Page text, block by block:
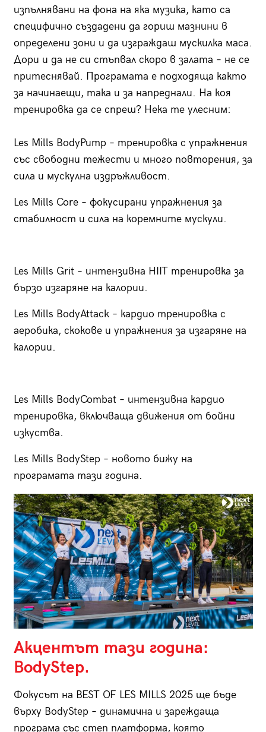
изпълнявани на фона на яка музика, като са
специфично създадени да гориш мазнини в
определени зони и да изграждаш мускилка маса.
Дори и да не си стъпвал скоро в залата – не се
притеснявай. Програмата е подходяща както
за начинаещи, така и за напреднали. На коя
тренировка да се спреш? Нека те улесним:
Les Mills BodyPump – тренировка с упражнения
със свободни тежести и много повторения, за
сила и мускулна издръжливост.
Les Mills Core – фокусирани упражнения за
стабилност и сила на коремните мускули.
Les Mills Grit – интензивна HIIT тренировка за
бързо изгаряне на калории.
Les Mills BodyAttack – кардио тренировка с
аеробика, скокове и упражнения за изгаряне на
калории.
Les Mills BodyCombat – интензивна кардио
тренировка, включваща движения от бойни
изкуства.
Les Mills BodyStep – новото бижу на
програмата тази година.
Акцентът тази година:
BodyStep.
Фокусът на BEST OF LES MILLS 2025 ще бъде
върху BodyStep – динамична и зареждаща
програма със степ платформа, която